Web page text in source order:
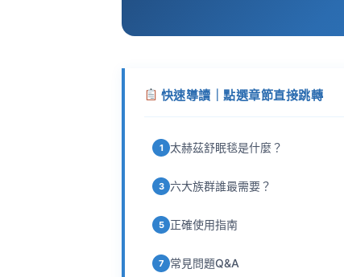
快速導讀｜點選章節直接跳轉
1 太赫茲舒眠毯是什麼？
3 六大族群誰最需要？
5 正確使用指南
7 常見問題Q&A